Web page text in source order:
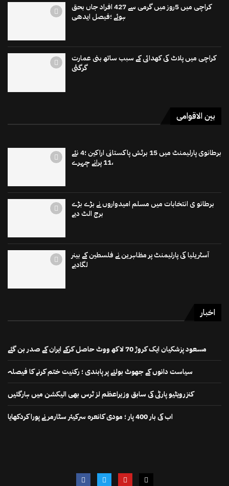
کراچی میں 5روز میں گرمی سے 427 افراد جاں بحق
ہوئے ؛فیصل ایدھی
کراچی میں پلاٹ کی کھدائی کے سبب ساتھ بنی عمارت
گرگئی
بین الاقوامی
برطانوی پارلیمنٹ میں 15 برٹش پاکستانی اراکین ؛4 نئے
،11 پرانے چہرے
برطانو ی انتخابات میں مسلم امیدواروں نے بڑے بڑے
برج الٹ دیے
آسٹریلیا کی پارلیمنٹ پر مظاہرین نے فلسطین کے بینر
لگادیے
اخبار
مسعود پزشکیان ایک کروڑ 70 لاکھ ووٹ حاصل کرکے ایران کے صدر بن گئے
سیاست دانوں کے جھوٹ بولنے پر پابندی ؛ رکنیت ختم کرنے کا فیصلہ
کنزرویٹیو پارٹی کی سابق وزیراعظم لز ٹرس بھی الیکشن میں ہارگئیں
اب کی بار 400 پار ؛ مودی کانعرہ سرکیئر سٹارمر نے پورا کردکھایا